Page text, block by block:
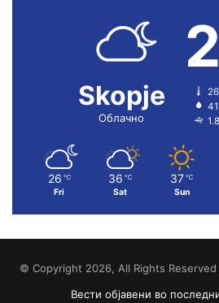
Skopje
Облачно
26 ℃
Fri
36 ℃
Sat
37 ℃
Sun
© Copyright 2026, All Rights
Вести објавени во